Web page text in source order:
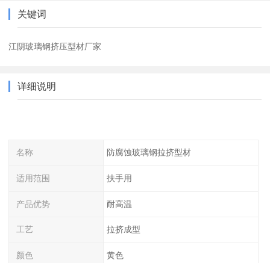
关键词
江阴玻璃钢挤压型材厂家
详细说明
名称 防腐蚀玻璃钢拉挤型材
适用范围 扶手用
产品优势 耐高温
工艺 拉挤成型
颜色 黄色